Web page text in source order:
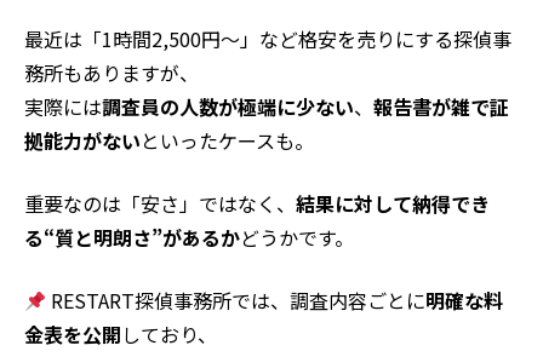
最近は「1時間2,500円〜」など格安を売りにする探偵事
務所もありますが、
実際には調査員の人数が極端に少ない、 報告書が雑で証
拠能力がないといったケースも。
重要なのは「安さ」ではなく、 結果に対して納得でき
る“質と明朗さ”があるかどうかです。
RESTART探偵事務所では、調査内容ごとに明確な料
金表を公開しており、